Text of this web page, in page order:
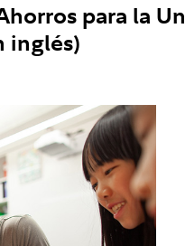
para la
inglés)